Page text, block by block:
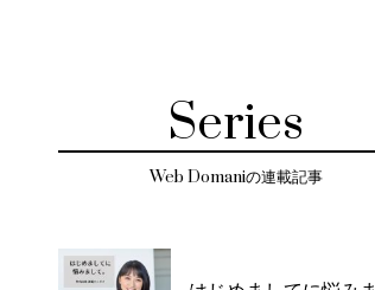
Series
Web Domaniの連載記事